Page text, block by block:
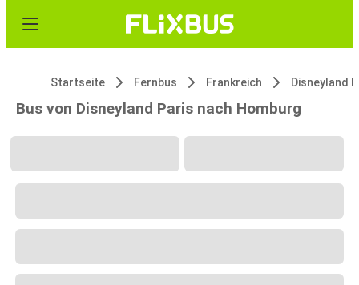
Startseite Fernbus Frankreich Disneyland
Bus von Disneyland Paris nach Homburg